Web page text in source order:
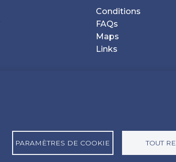
PARAMÈTRES DE COOKIE TOUT
Footer
Conditions
FAQs
Maps
Links